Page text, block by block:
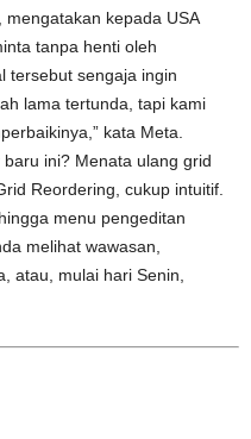
kepada USA
tanpa henti oleh
tersebut sengaja ingin
lama tertunda, tapi kami
kata Meta.
ini? Menata ulang grid
Reordering, cukup intuitif.
menu pengeditan
melihat wawasan,
atau, mulai hari Senin,